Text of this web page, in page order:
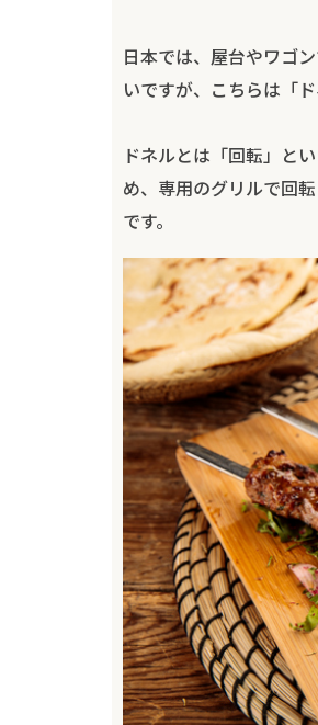
日本では、屋台やワゴ
いですが、こちらは「
ドネルとは「回転」と
め、専用のグリルで回
です。